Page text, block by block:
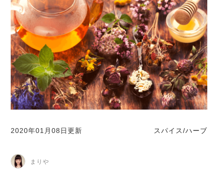
2020年01月08日更新 スパイス/ハーブ
まりや